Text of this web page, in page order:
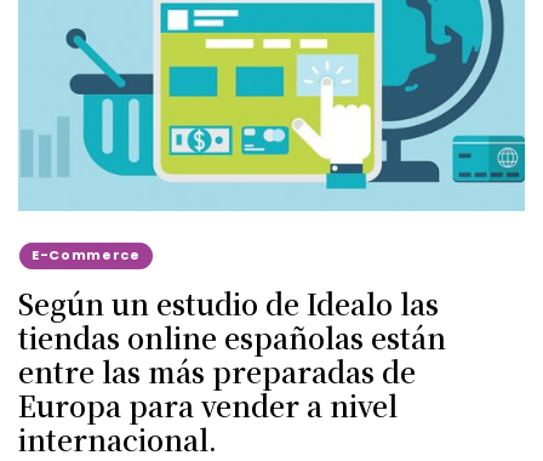
E-Commerce
Según un estudio de Idealo las
tiendas online españolas están
entre las más preparadas de
Europa para vender a nivel
internacional.